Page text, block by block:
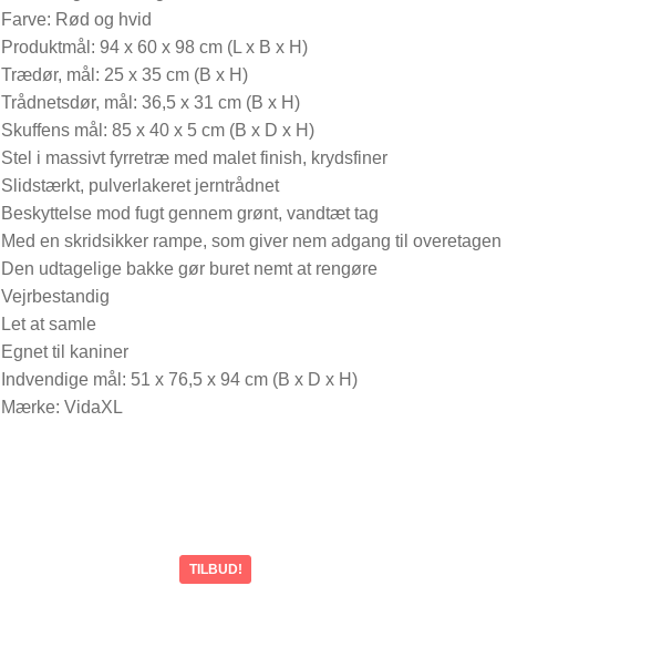
Farve: Rød og hvid
Produktmål: 94 x 60 x 98 cm (L x B x H)
Trædør, mål: 25 x 35 cm (B x H)
Trådnetsdør, mål: 36,5 x 31 cm (B x H)
Skuffens mål: 85 x 40 x 5 cm (B x D x H)
Stel i massivt fyrretræ med malet finish, krydsfiner
Slidstærkt, pulverlakeret jerntrådnet
Beskyttelse mod fugt gennem grønt, vandtæt tag
Med en skridsikker rampe, som giver nem adgang til overetagen
Den udtagelige bakke gør buret nemt at rengøre
Vejrbestandig
Let at samle
Egnet til kaniner
Indvendige mål: 51 x 76,5 x 94 cm (B x D x H)
Mærke: VidaXL
TILBUD!